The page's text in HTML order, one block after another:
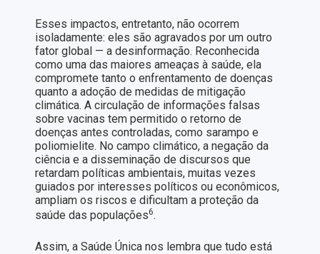
Esses impactos, entretanto, não ocorrem
isoladamente: eles são agravados por um outro
fator global — a desinformação. Reconhecida
como uma das maiores ameaças à saúde, ela
compromete tanto o enfrentamento de doenças
quanto a adoção de medidas de mitigação
climática. A circulação de informações falsas
sobre vacinas tem permitido o retorno de
doenças antes controladas, como sarampo e
poliomielite. No campo climático, a negação da
ciência e a disseminação de discursos que
retardam políticas ambientais, muitas vezes
guiados por interesses políticos ou econômicos,
ampliam os riscos e dificultam a proteção da
saúde das populações6.
Assim, a Saúde Única nos lembra que tudo está